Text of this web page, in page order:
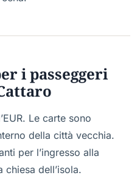
i passeggeri
Le carte sono
della città vecchia.
per l’ingresso alla
dell’isola.